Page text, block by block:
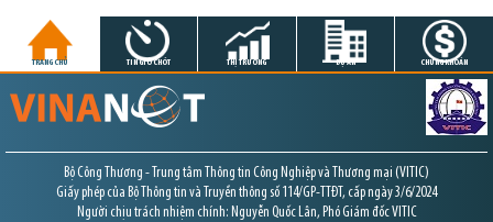
TRANG CHỦ TIN GIỜ CHÓT THỊ TRƯỜNG DỰ ÁN CHỨNG KHOÁN
Bộ Công Thương - Trung tâm Thông tin Công Nghiệp và Thương mại (VITIC)
Giấy phép của Bộ Thông tin và Truyền thông số 114/GP-TTĐT, cấp ngày 3/6/2024
Người chịu trách nhiệm chính: Nguyễn Quốc Lân, Phó Giám đốc VITIC